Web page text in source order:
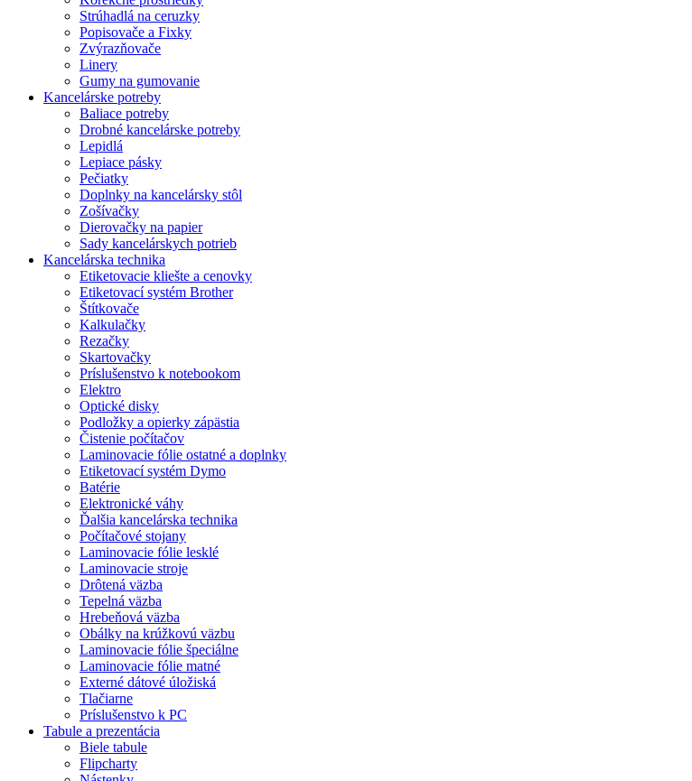
Strúhadlá na ceruzky
Popisovače a Fixky
Zvýrazňovače
Linery
Gumy na gumovanie
Kancelárske potreby
Baliace potreby
Drobné kancelárske potreby
Lepidlá
Lepiace pásky
Pečiatky
Doplnky na kancelársky stôl
Zošívačky
Dierovačky na papier
Sady kancelárskych potrieb
Kancelárska technika
Etiketovacie kliešte a cenovky
Etiketovací systém Brother
Štítkovače
Kalkulačky
Rezačky
Skartovačky
Príslušenstvo k notebookom
Elektro
Optické disky
Podložky a opierky zápästia
Čistenie počítačov
Laminovacie fólie ostatné a doplnky
Etiketovací systém Dymo
Batérie
Elektronické váhy
Ďalšia kancelárska technika
Počítačové stojany
Laminovacie fólie lesklé
Laminovacie stroje
Drôtená väzba
Tepelná väzba
Hrebeňová väzba
Obálky na krúžkovú väzbu
Laminovacie fólie špeciálne
Laminovacie fólie matné
Externé dátové úložiská
Tlačiarne
Príslušenstvo k PC
Tabule a prezentácia
Biele tabule
Flipcharty